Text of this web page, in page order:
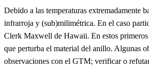
Debido a las temperaturas extremadamente
infrarroja y (sub)milimétrica. En el caso
Clerk Maxwell de Hawaii. En estos primeros
que perturba el material del anillo. Algunas
observaciones con el GTM; verificar o